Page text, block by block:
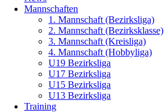
Mannschaften
1. Mannschaft (Bezirksliga)
2. Mannschaft (Bezirksklasse)
3. Mannschaft (Kreisliga)
4. Mannschaft (Hobbyliga)
U19 Bezirksliga
U17 Bezirksliga
U15 Bezirksliga
U13 Bezirksliga
Training